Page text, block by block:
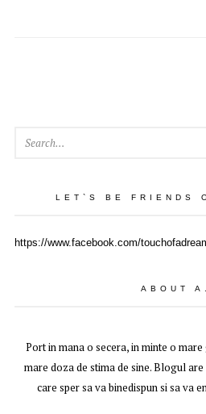
LET`S BE FRIENDS
https://www.facebook.com/
ABOUT
Port in mana o secera, in minte o
mare doza de stima de sine. Blogul
care sper sa va binedispun si sa va